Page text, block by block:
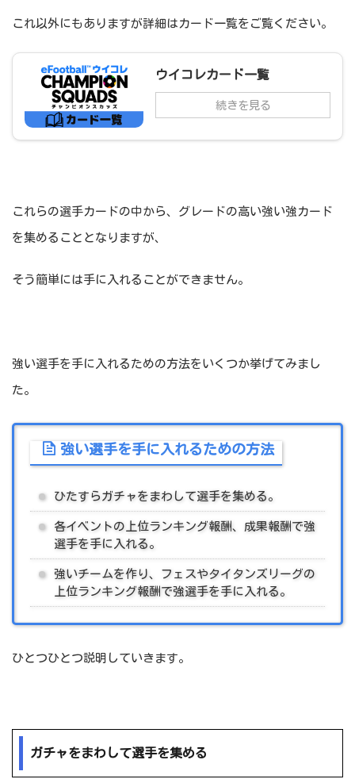
これ以外にもありますが詳細はカード一覧をご覧ください。
ウイコレカード一覧
続きを見る
これらの選手カードの中から、グレードの高い強い強カード
を集めることとなりますが、
そう簡単には手に入れることができません。
強い選手を手に入れるための方法をいくつか挙げてみまし
た。
強い選手を手に入れるための方法
ひたすらガチャをまわして選手を集める。
各イベントの上位ランキング報酬、成果報酬で強
選手を手に入れる。
強いチームを作り、フェスやタイタンズリーグの
上位ランキング報酬で強選手を手に入れる。
ひとつひとつ説明していきます。
ガチャをまわして選手を集める